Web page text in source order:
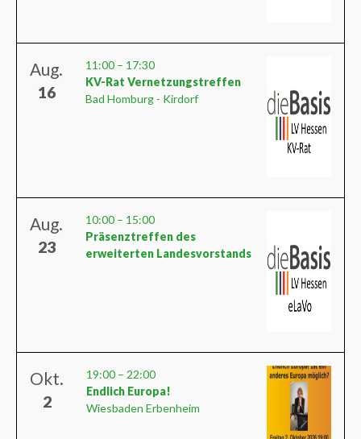
Aug.
16
11:00 – 17:30
KV-Rat Vernetzungstreffen
Bad Homburg - Kirdorf
Aug.
23
10:00 – 15:00
Präsenztreffen des
erweiterten Landesvorstands
Okt.
2
19:00 – 22:00
Endlich Europa!
Wiesbaden Erbenheim